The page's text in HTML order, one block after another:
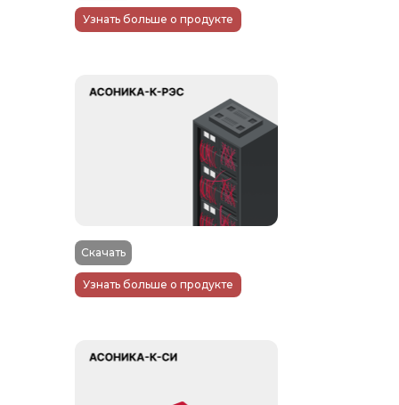
Скачать
Узнать больше о продукте
Узнать больше о продукте